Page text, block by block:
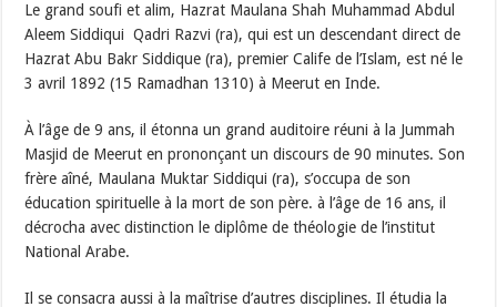
Le grand soufi et alim, Hazrat Maulana Shah Muhammad Abdul
Aleem Siddiqui Qadri Razvi (ra), qui est un descendant direct de
Hazrat Abu Bakr Siddique (ra), premier Calife de l’Islam, est né le
3 avril 1892 (15 Ramadhan 1310) à Meerut en Inde.
À l’âge de 9 ans, il étonna un grand auditoire réuni à la Jummah
Masjid de Meerut en prononçant un discours de 90 minutes. Son
frère aîné, Maulana Muktar Siddiqui (ra), s’occupa de son
éducation spirituelle à la mort de son père. à l’âge de 16 ans, il
décrocha avec distinction le diplôme de théologie de l’institut
National Arabe.
Il se consacra aussi à la maîtrise d’autres disciplines. Il étudia la